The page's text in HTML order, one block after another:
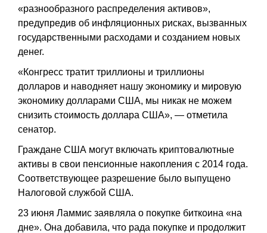
«разнообразного распределения активов»,
предупредив об инфляционных рисках, вызванных
государственными расходами и созданием новых
денег.
«Конгресс тратит триллионы и триллионы
долларов и наводняет нашу экономику и мировую
экономику долларами США, мы никак не можем
снизить стоимость доллара США», — отметила
сенатор.
Граждане США могут включать криптовалютные
активы в свои пенсионные накопления с 2014 года.
Соответствующее разрешение было выпущено
Налоговой службой США.
23 июня Ламмис заявляла о покупке биткоина «на
дне». Она добавила, что рада покупке и продолжит